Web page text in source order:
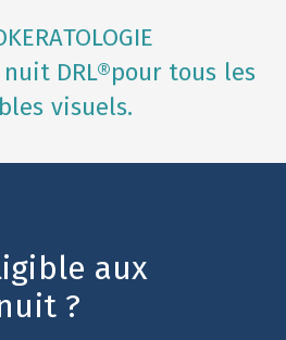
DRL®pour tous les
visuels.
aux
?